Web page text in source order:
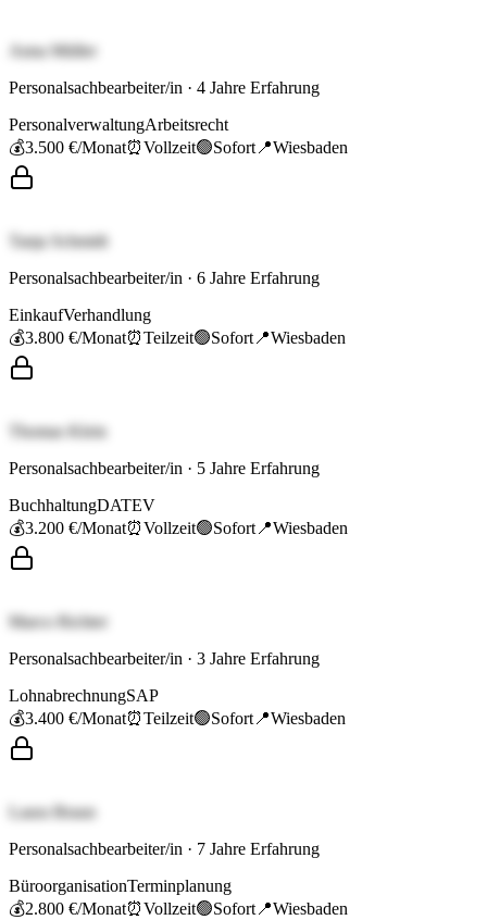
Anna Müller
Personalsachbearbeiter/in · 4 Jahre Erfahrung
PersonalverwaltungArbeitsrecht
💰3.500 €/Monat⏰Vollzeit🟢Sofort 📍Wiesbaden
Tanja Schmidt
Personalsachbearbeiter/in · 6 Jahre Erfahrung
EinkaufVerhandlung
💰3.800 €/Monat⏰Teilzeit🟢Sofort 📍Wiesbaden
Thomas Klein
Personalsachbearbeiter/in · 5 Jahre Erfahrung
BuchhaltungDATEV
💰3.200 €/Monat⏰Vollzeit🟢Sofort 📍Wiesbaden
Marco Richter
Personalsachbearbeiter/in · 3 Jahre Erfahrung
LohnabrechnungSAP
💰3.400 €/Monat⏰Teilzeit🟢Sofort 📍Wiesbaden
Laura Braun
Personalsachbearbeiter/in · 7 Jahre Erfahrung
BüroorganisationTerminplanung
💰2.800 €/Monat⏰Vollzeit🟢Sofort 📍Wiesbaden